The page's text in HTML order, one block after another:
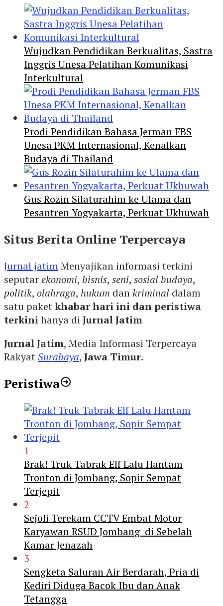
Wujudkan Pendidikan Berkualitas, Sastra
Inggris Unesa Pelatihan Komunikasi
Interkultural
Prodi Pendidikan Bahasa Jerman FBS
Unesa PKM Internasional, Kenalkan
Budaya di Thailand
Gus Rozin Silaturahim ke Ulama dan
Pesantren Yogyakarta, Perkuat Ukhuwah
Situs Berita Online Terpercaya
Jurnal jatimMenyajikan informasi terkini
seputarekonomi, bisnis, seni, sosial budaya,
politik, olahraga, hukum dankriminal dalam
satu paketkhabar hari ini dan peristiwa
terkinihanya di Jurnal Jatim
Jurnal Jatim, Media Informasi Terpercaya
RakyatSurabaya, Jawa Timur.
Peristiwa
1
Brak! Truk Tabrak Elf Lalu Hantam
Tronton di Jombang, Sopir Sempat
Terjepit
2
Sejoli Terekam CCTV Embat Motor
Karyawan RSUD Jombang di Sebelah
Kamar Jenazah
3
Sengketa Saluran Air Berdarah, Pria di
Kediri Diduga Bacok Ibu dan Anak
Tetangga